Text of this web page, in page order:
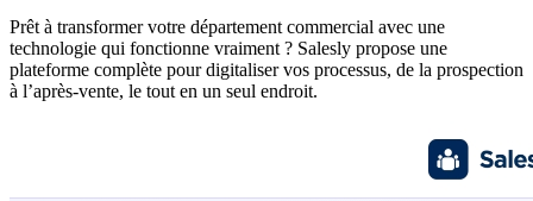
Prêt à transformer votre département commercial avec une
technologie qui fonctionne vraiment ? Salesly propose une
plateforme complète pour digitaliser vos processus, de la prospection
à l’après-vente, le tout en un seul endroit.